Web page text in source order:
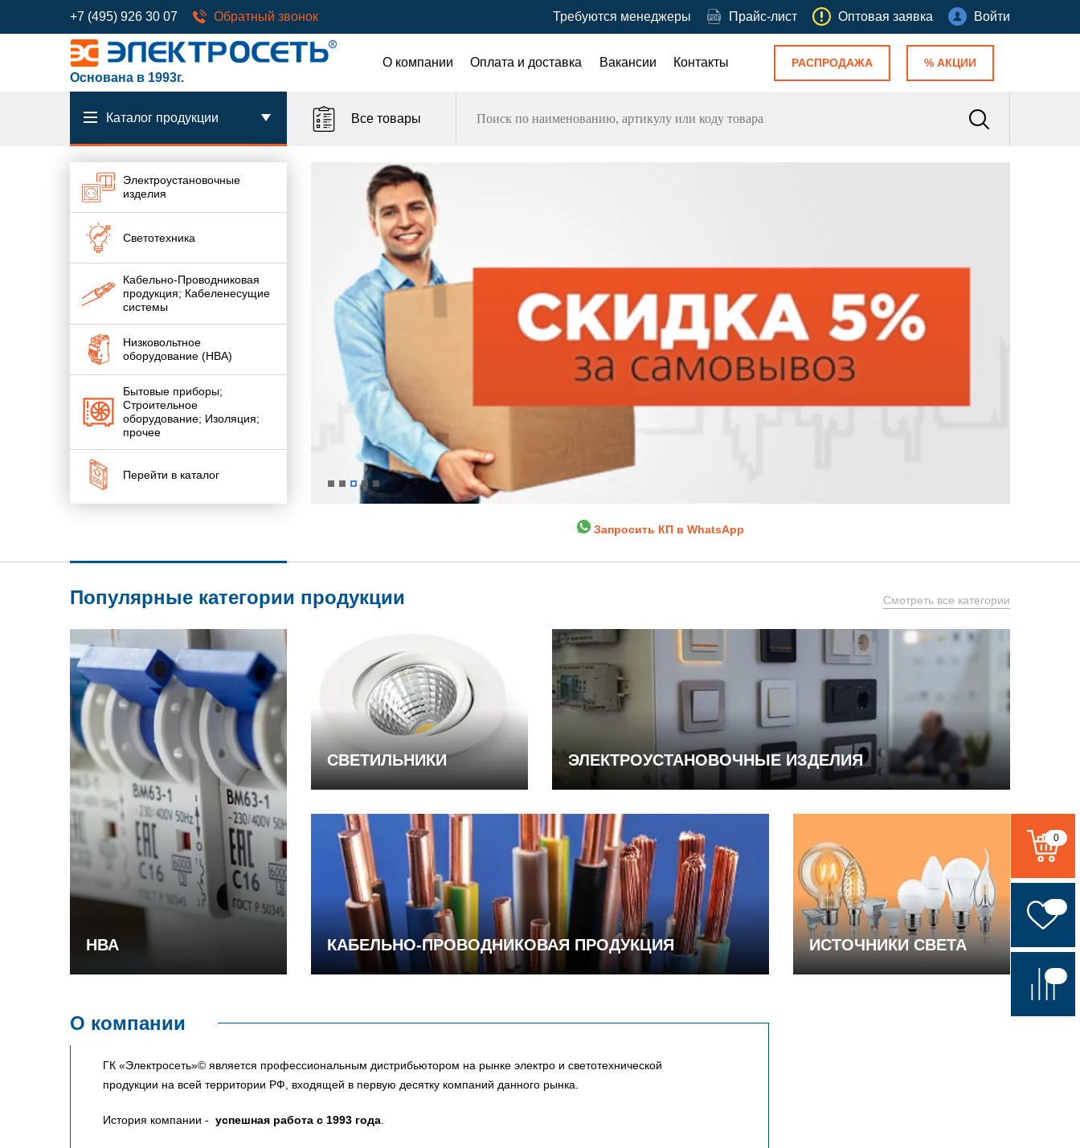
+7 (495) 926 30 07 Обратный звонок Требуются менеджеры Прайс-лист Оптовая заявка Войти
Основана в 1993г.
О компании Оплата и доставка Вакансии Контакты РАСПРОДАЖА % АКЦИИ
Каталог продукции Все товары
Электроустановочные
изделия
Светотехника
Кабельно-Проводниковая
продукция; Кабеленесущие
системы
Низковольтное
оборудование (НВА)
Бытовые приборы;
Строительное
оборудование; Изоляция;
прочее
Перейти в каталог
Запросить КП в WhatsApp
Популярные категории продукции Смотреть все категории
НВА
СВЕТИЛЬНИКИ ЭЛЕКТРОУСТАНОВОЧНЫЕ ИЗДЕЛИЯ
КАБЕЛЬНО-ПРОВОДНИКОВАЯ ПРОДУКЦИЯ ИСТОЧНИКИ СВЕТА
О компании
ГК «Электросеть»© является профессиональным дистрибьютором на рынке электро и светотехнической
продукции на всей территории РФ, входящей в первую десятку компаний данного рынка.
История компании - успешная работа с 1993 года
0